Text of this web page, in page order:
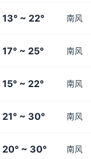
13° ~ 22° 南风
17° ~ 25° 南风
15° ~ 22° 南风
21° ~ 30° 南风
20° ~ 30° 南风